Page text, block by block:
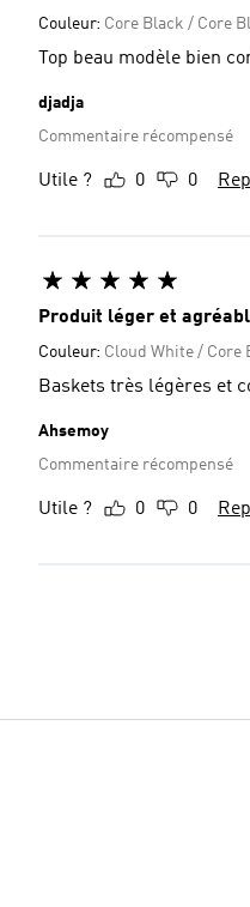
Couleur: Core Black / Core
Top beau modèle
djadja
Commentaire récompensé
Utile ? 0 0
Produit léger et
Couleur: Cloud White / Core
Baskets très légères et
Ahsemoy
Commentaire récompensé
Utile ? 0 0